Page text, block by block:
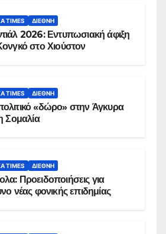
TIMES ΔΙΕΘΝΉ
2026: Εντυπωσιακή άφιξη
στο Χιούστον
TIMES ΔΙΕΘΝΉ
«δώρο» στην Άγκυρα
Σομαλία
TIMES ΔΙΕΘΝΉ
Προειδοποιήσεις για
νέας φονικής επιδημίας